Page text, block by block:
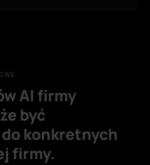
AI firmy
być
konkretnych
firmy.